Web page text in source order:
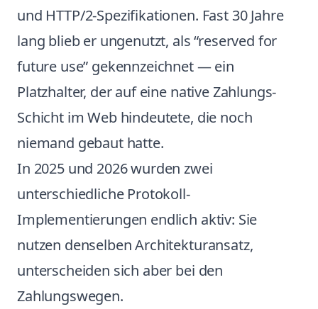
und HTTP/2-Spezifikationen. Fast 30 Jahre
lang blieb er ungenutzt, als “reserved for
future use” gekennzeichnet — ein
Platzhalter, der auf eine native Zahlungs-
Schicht im Web hindeutete, die noch
niemand gebaut hatte.
In 2025 und 2026 wurden zwei
unterschiedliche Protokoll-
Implementierungen endlich aktiv: Sie
nutzen denselben Architekturansatz,
unterscheiden sich aber bei den
Zahlungswegen.